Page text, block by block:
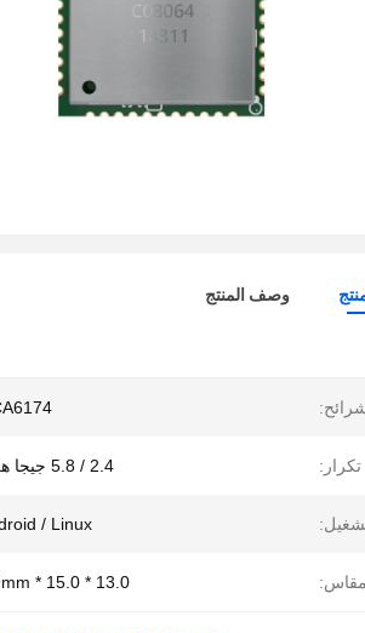
وصف المنتج
تكرار: 2.4 / 5.8 جيجا هرتز
/ Linux
13.0 * 15.0 * 1.9mm